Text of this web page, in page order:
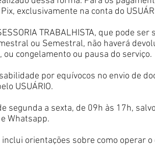
exclusivamente na conta do
TRABALHISTA, que pode
ou Semestral, não haverá
congelamento ou pausa do serviço.
por equívocos no envio de
USUÁRIO.
segunda a sexta, de 09h às 17h,
Whatsapp.
orientações sobre como operar